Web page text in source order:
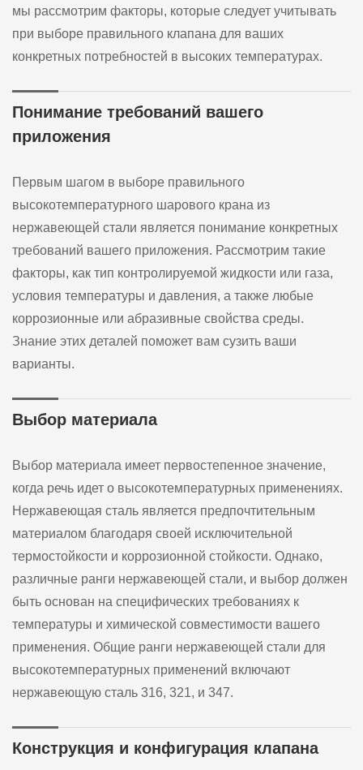
мы рассмотрим факторы, которые следует учитывать
при выборе правильного клапана для ваших
конкретных потребностей в высоких температурах.
Понимание требований вашего
приложения
Первым шагом в выборе правильного
высокотемпературного шарового крана из
нержавеющей стали является понимание конкретных
требований вашего приложения. Рассмотрим такие
факторы, как тип контролируемой жидкости или газа,
условия температуры и давления, а также любые
коррозионные или абразивные свойства среды.
Знание этих деталей поможет вам сузить ваши
варианты.
Выбор материала
Выбор материала имеет первостепенное значение,
когда речь идет о высокотемпературных применениях.
Нержавеющая сталь является предпочтительным
материалом благодаря своей исключительной
термостойкости и коррозионной стойкости. Однако,
различные ранги нержавеющей стали, и выбор должен
быть основан на специфических требованиях к
температуры и химической совместимости вашего
применения. Общие ранги нержавеющей стали для
высокотемпературных применений включают
нержавеющую сталь 316, 321, и 347.
Конструкция и конфигурация клапана